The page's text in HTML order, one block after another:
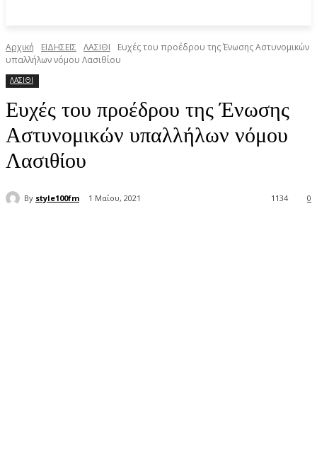
Αρχική ΕΙΔΗΣΕΙΣ ΛΑΣΙΘΙ
Ευχές του προέδρου της Ένωσης Αστυνομικών
υπαλλήλων νόμου Λασιθίου
ΛΑΣΙΘΙ
Ευχές του προέδρου της Ένωσης
Αστυνομικών υπαλλήλων νόμου
Λασιθίου
By style100fm 1 Μαΐου, 2021 0
1134